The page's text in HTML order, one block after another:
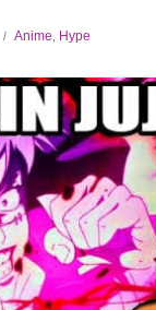
/ Anime, Hype